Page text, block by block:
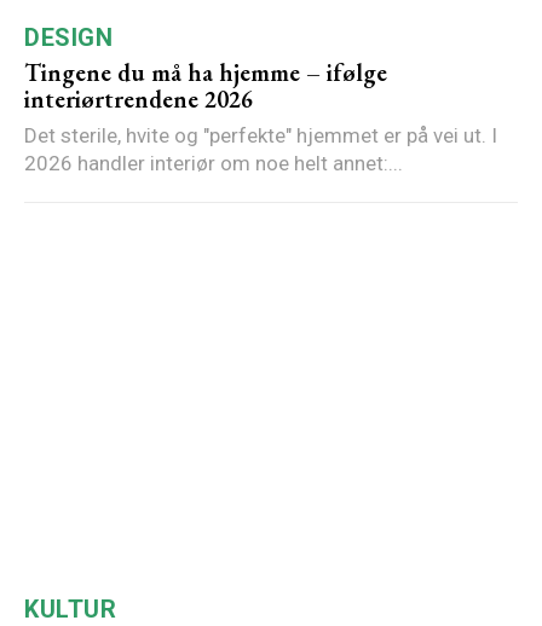
DESIGN
Tingene du må ha hjemme – ifølge
interiørtrendene 2026
Det sterile, hvite og "perfekte" hjemmet er på vei ut. I
2026 handler interiør om noe helt annet:...
KULTUR